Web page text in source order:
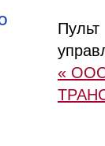
Пульт
«